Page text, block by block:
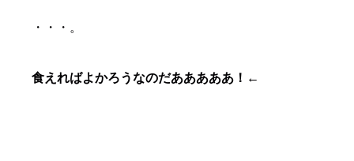
・・・。
食えればよかろうなのだあああああ！←